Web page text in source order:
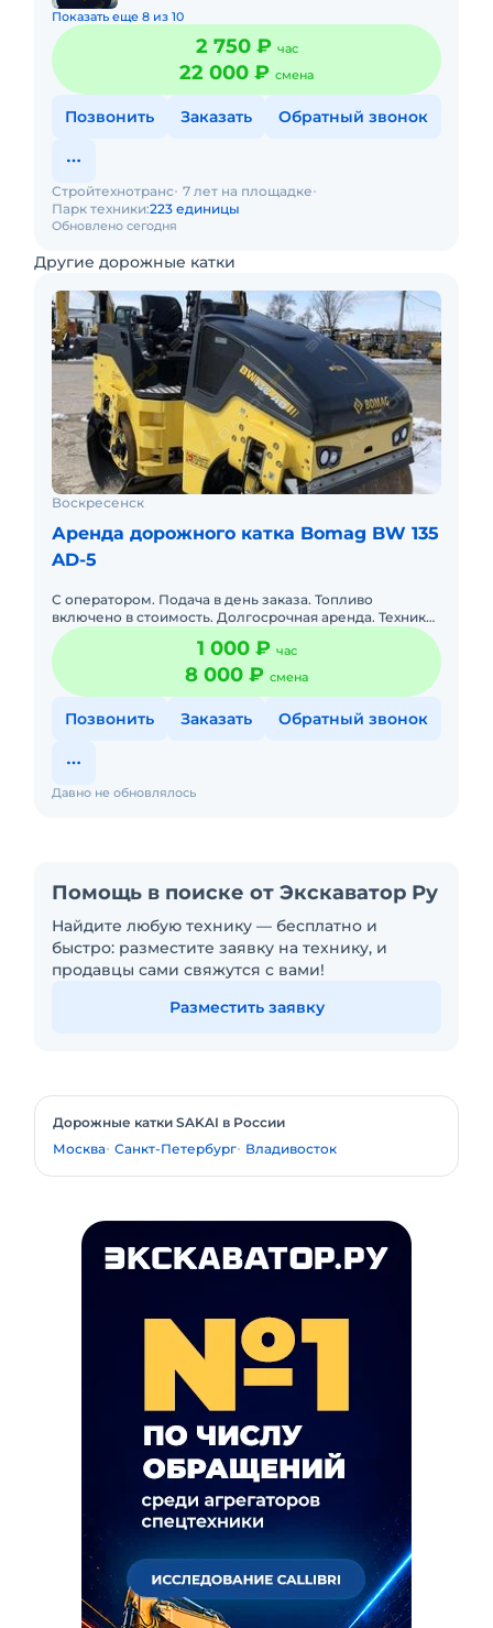
Показать еще 8 из 10
2 750 ₽ час
22 000 ₽ смена
Позвонить Заказать Обратный звонок
Обновлено сегодня
Стройтехнотранс 7 лет на площадке
Парк техники:223 единицы
Другие дорожные катки
Воскресенск
Аренда дорожного катка Bomag BW 135
AD-5
С оператором. Подача в день заказа. Топливо
включено в стоимость. Долгосрочная аренда. Техника
с малой наработкой. Доставка манипулятором
рассчитывается отдельн1 000 ₽ час
8 000 ₽ смена
Позвонить Заказать Обратный звонок
Давно не обновлялось
Помощь в поиске от Экскаватор Ру
Найдите любую технику — бесплатно и
быстро: разместите заявку на технику, и
продавцы сами свяжутся с вами!
Разместить заявку
Дорожные катки SAKAI в России
Москва Санкт-Петербург Владивосток